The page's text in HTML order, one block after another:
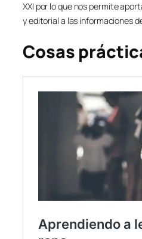
XXI por lo que nos permite
y editorial a las informaciones
Cosas